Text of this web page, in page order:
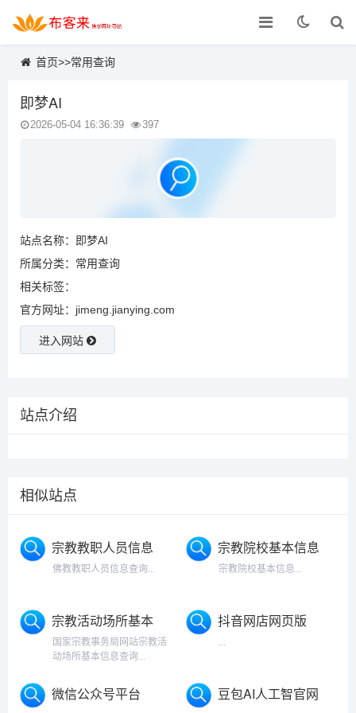
首页>>常用查询
即梦AI
2026-05-04 16:36:39 397
站点名称：即梦AI
所属分类： 常用查询
相关标签：
官方网址：jimeng.jianying.com
进入网站
站点介绍
相似站点
宗教教职人员信息
查询
佛教教职人员信息查询...
宗教院校基本信息
宗教院校基本信息...
宗教活动场所基本
信息
国家宗教事务局网站宗教活
动场所基本信息查询...
抖音网店网页版
...
微信公众号平台
豆包AI人工智官网